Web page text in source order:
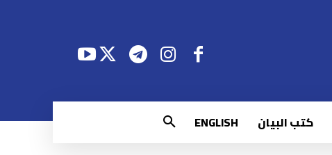
كتب البيان ENGLISH